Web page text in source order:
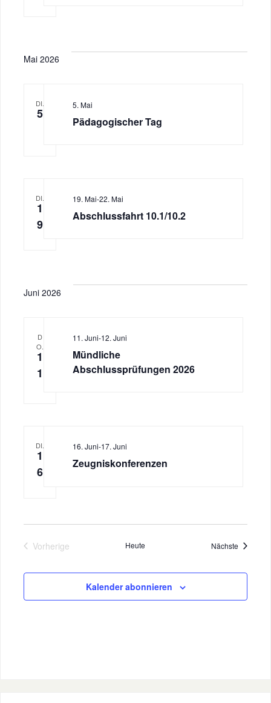
Mai 2026
DI.
5 Pädagogischer Tag
5. Mai
DI.
1
9
Abschlussfahrt 10.1/10.2
19. Mai-22. Mai
Juni 2026
D
O.
1
1
Mündliche
Abschlussprüfungen 2026
11. Juni-12. Juni
DI.
1
6
Zeugniskonferenzen
16. Juni-17. Juni
Vorherige
Heute Nächste
Kalender abonnieren